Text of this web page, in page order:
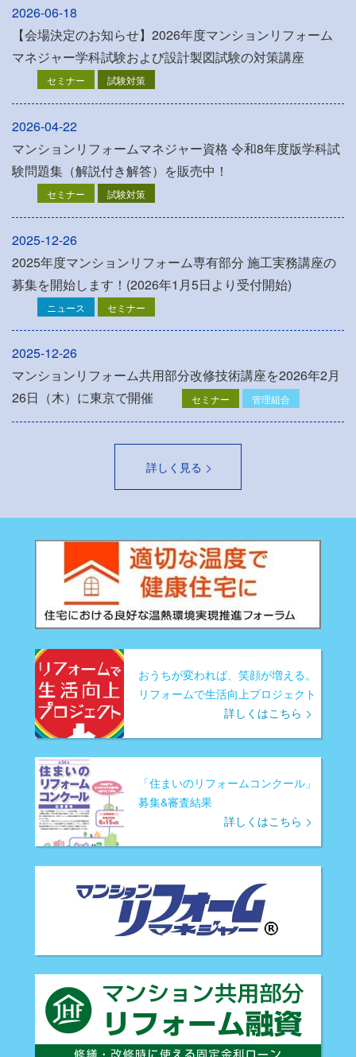
2026-06-18
【会場決定のお知らせ】2026年度マンションリフォーム
マネジャー学科試験および設計製図試験の対策講座
セミナー 試験対策
2026-04-22
マンションリフォームマネジャー資格 令和8年度版学科試
験問題集（解説付き解答）を販売中！
セミナー 試験対策
2025-12-26
2025年度マンションリフォーム専有部分 施工実務講座の
募集を開始します！(2026年1月5日より受付開始)
ニュース セミナー
2025-12-26
マンションリフォーム共用部分改修技術講座を2026年2月
26日（木）に東京で開催
セミナー 管理組合
詳しく見る
おうちが変われば、笑顔が増える。
リフォームで生活向上プロジェクト
詳しくはこちら
「住まいのリフォームコンクール」
募集&審査結果
詳しくはこちら